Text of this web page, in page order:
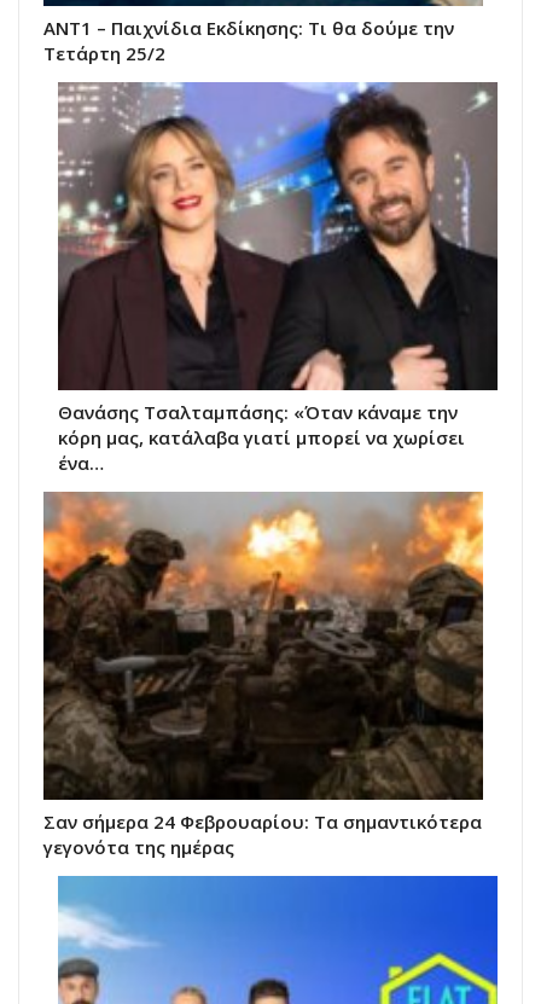
ΑΝΤ1 – Παιχνίδια Εκδίκησης: Τι θα δούμε την
Τετάρτη 25/2
Θανάσης Τσαλταμπάσης: «Όταν κάναμε την
κόρη μας, κατάλαβα γιατί μπορεί να χωρίσει
ένα…
Σαν σήμερα 24 Φεβρουαρίου: Τα σημαντικότερα
γεγονότα της ημέρας